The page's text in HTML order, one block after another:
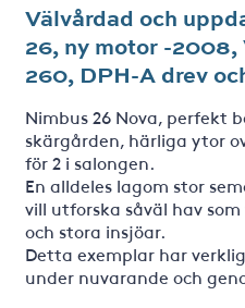
Välvårdad och
26, ny motor -
260, DPH-A drev
Nimbus 26 Nova, perfekt
skärgården, härliga ytor
för 2 i salongen.
En alldeles lagom stor
vill utforska såväl hav
och stora insjöar.
Detta exemplar har
under nuvarande och